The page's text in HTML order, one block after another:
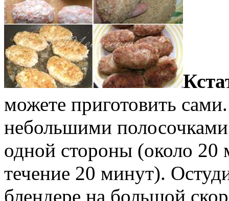
можете приготовить
небольшими
одной стороны (около 20
течение 20 минут).
блендере на большой